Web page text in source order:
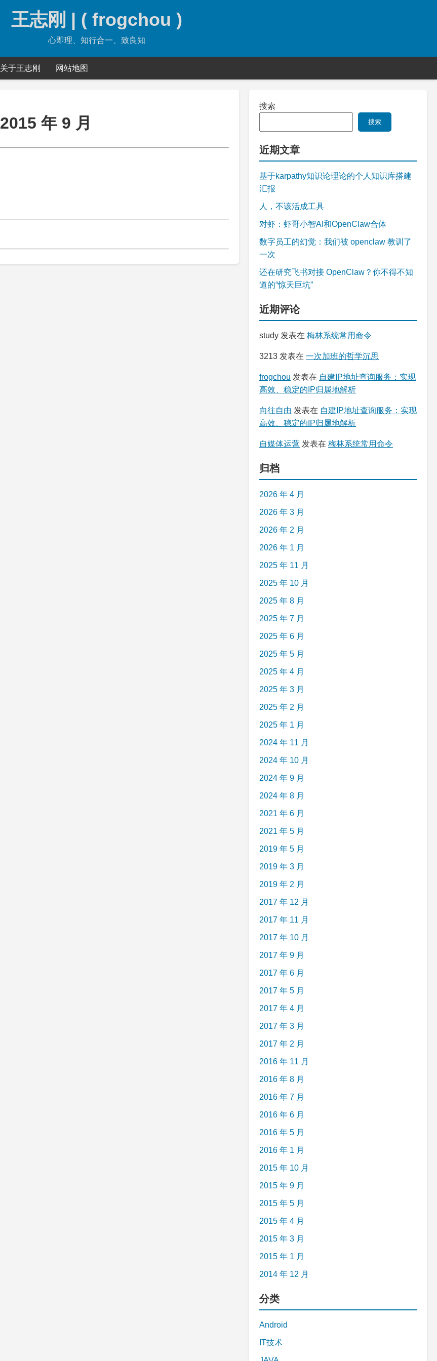
王志刚 | ( frogchou )
心即理、知行合一、致良知
关于王志刚 网站地图
2015 年 9 月
搜索
搜索
近期文章
基于karpathy知识论理论的个人知识库搭建
汇报
人，不该活成工具
对虾：虾哥小智AI和OpenClaw合体
数字员工的幻觉：我们被 openclaw 教训了
一次
还在研究飞书对接 OpenClaw？你不得不知
道的“惊天巨坑”
近期评论
study 发表在 梅林系统常用命令
3213 发表在 一次加班的哲学沉思
frogchou 发表在 自建IP地址查询服务：实现
高效、稳定的IP归属地解析
向往自由 发表在 自建IP地址查询服务：实现
高效、稳定的IP归属地解析
自媒体运营 发表在 梅林系统常用命令
归档
2026 年 4 月
2026 年 3 月
2026 年 2 月
2026 年 1 月
2025 年 11 月
2025 年 10 月
2025 年 8 月
2025 年 7 月
2025 年 6 月
2025 年 5 月
2025 年 4 月
2025 年 3 月
2025 年 2 月
2025 年 1 月
2024 年 11 月
2024 年 10 月
2024 年 9 月
2024 年 8 月
2021 年 6 月
2021 年 5 月
2019 年 5 月
2019 年 3 月
2019 年 2 月
2017 年 12 月
2017 年 11 月
2017 年 10 月
2017 年 9 月
2017 年 6 月
2017 年 5 月
2017 年 4 月
2017 年 3 月
2017 年 2 月
2016 年 11 月
2016 年 8 月
2016 年 7 月
2016 年 6 月
2016 年 5 月
2016 年 1 月
2015 年 10 月
2015 年 9 月
2015 年 5 月
2015 年 4 月
2015 年 3 月
2015 年 1 月
2014 年 12 月
分类
Android
IT技术